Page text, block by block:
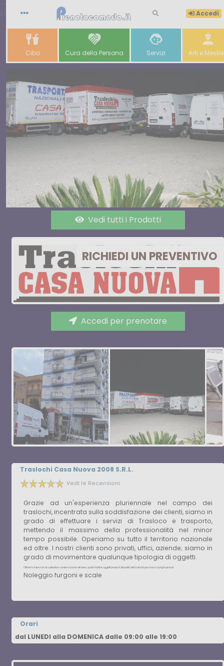
Accedi
Cibo Cura della Persona Servizi Arti e
Vedi tutti i Prodotti
RICHIEDI UN PREVENTIVO
Accedi per prenotare
Traslochi Casa Nuova 2008 S.R.L.
Vedi le Recensioni
Grazie ad un'esperienza pluriennale nel campo dei
traslochi, incentrata sulla soddisfazione dei clienti, siamo in
grado di effettuare i servizi di Trasloco e trasporto,
mettendo il massimo della professionalità nel minor
tempo possibile. Operiamo su tutto il territorio nazionale
ed oltre. I nostri clienti sono privati, uffici, aziende; siamo in
grado di movimentare qualunque tipologia di oggetti.
Offriamo il servizio di custodia e conservazione dei beni, quali mobili e oggetti presso il deposito dell'azienda per brevi o lunghi periodi.
Noleggio furgoni e scale
Orari
.dal LUNEDI alla DOMENICA dalle 09:00 alle 19:00